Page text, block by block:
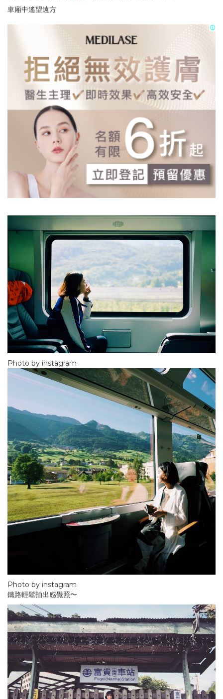
車廂中遙望遠方
Photo by instagram
Photo by instagram
鐵路輕鬆拍出感覺照〜